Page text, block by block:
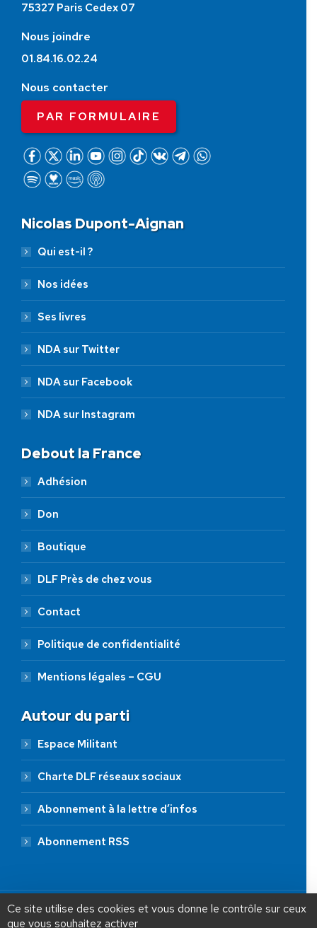
75327 Paris Cedex 07
Nous joindre
01.84.16.02.24
Nous contacter
PAR FORMULAIRE
Nicolas Dupont-Aignan
Qui est-il ?
Nos idées
Ses livres
NDA sur Twitter
NDA sur Facebook
NDA sur Instagram
Debout la France
Adhésion
Don
Boutique
DLF Près de chez vous
Contact
Politique de confidentialité
Mentions légales – CGU
Autour du parti
Espace Militant
Charte DLF réseaux sociaux
Abonnement à la lettre d’infos
Abonnement RSS
JE FAIS UN DON À DLF
Ce site utilise des cookies et vous donne le contrôle sur ceux
que vous souhaitez activer